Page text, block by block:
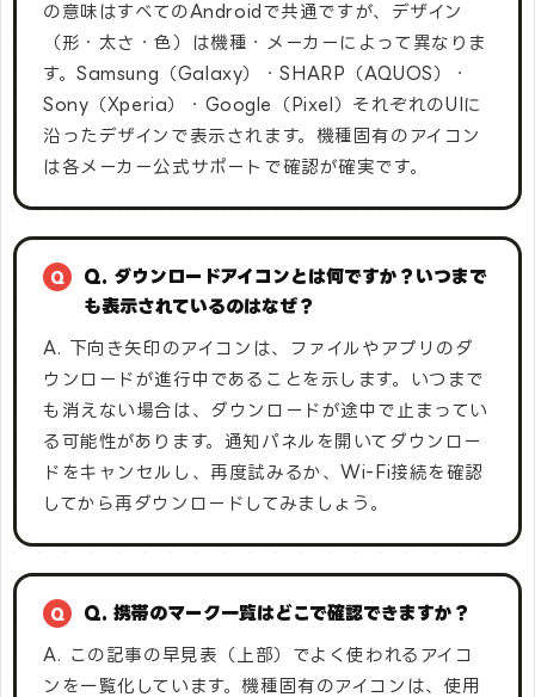
の意味はすべてのAndroidで共通ですが、デザイン
（形・太さ・色）は機種・メーカーによって異なりま
す。Samsung（Galaxy）・SHARP（AQUOS）・
Sony（Xperia）・Google（Pixel）それぞれのUIに
沿ったデザインで表示されます。機種固有のアイコン
は各メーカー公式サポートで確認が確実です。
Q. ダウンロードアイコンとは何ですか？いつまで
も表示されているのはなぜ？
A. 下向き矢印のアイコンは、ファイルやアプリのダ
ウンロードが進行中であることを示します。いつまで
も消えない場合は、ダウンロードが途中で止まってい
る可能性があります。通知パネルを開いてダウンロー
ドをキャンセルし、再度試みるか、Wi-Fi接続を確認
してから再ダウンロードしてみましょう。
Q. 携帯のマーク一覧はどこで確認できますか？
A. この記事の早見表（上部）でよく使われるアイコ
ンを一覧化しています。機種固有のアイコンは、使用